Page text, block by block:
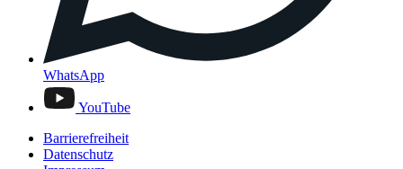
WhatsApp
YouTube
Barrierefreiheit
Datenschutz